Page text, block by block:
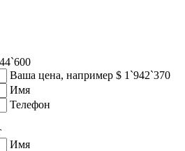
Ваша цена, например $ 1`942`370
Имя
Телефон
Имя